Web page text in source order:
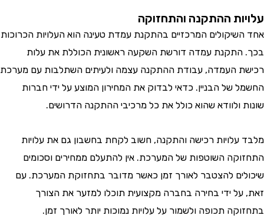
ההתקנה והתחזוקה
המרכזיים בהתקנת עמדת טעינה הוא העלויות הכרוכות
עמדה דורשת השקעה ראשונית הכוללת את עלות
העמדה, עבודת ההתקנה עצמה ולעיתים השתלבות עם מערכת
של הבניין. כדאי לבדוק את המחירון המוצע על ידי חברות
ולוודא שהוא כולל את כל מרכיבי ההתקנה הדרושים.
רכישה והתקנה, חשוב לקחת בחשבון גם את עלויות
השוטפות של המערכת. אין להתעלם ממחירים וסכומים
להצטבר לאורך זמן כאשר מדובר בתחזוקת המערכת. עם
ידי בחירה בחברה מקצועית תוכלו למזער את הצורך
תכופה ולשמור על עלויות נמוכות יותר לאורך זמן.